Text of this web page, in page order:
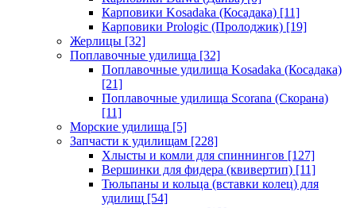
Карповики Kosadaka (Косадака) [11]
Карповики Prologic (Пролоджик) [19]
Жерлицы [32]
Поплавочные удилища [32]
Поплавочные удилища Kosadaka (Косадака)
[21]
Поплавочные удилища Scorana (Скорана)
[11]
Морские удилища [5]
Запчасти к удилищам [228]
Хлысты и комли для спиннингов [127]
Вершинки для фидера (квивертип) [11]
Тюльпаны и кольца (вставки колец) для
удилищ [54]